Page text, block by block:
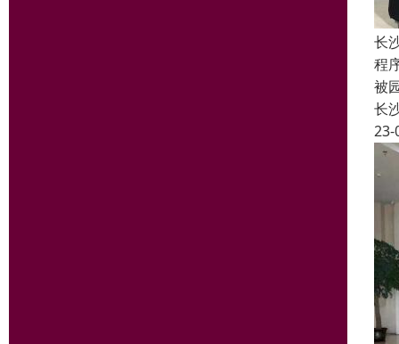
长
程
被
长
23-